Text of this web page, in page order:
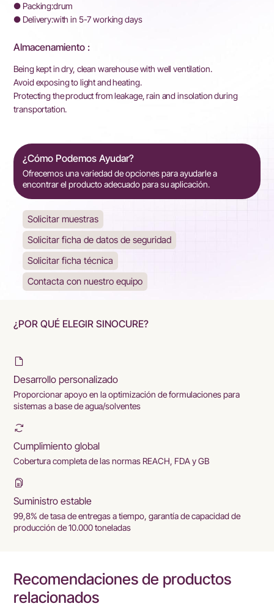
● Packing:drum
● Delivery:with in 5-7 working days
Almacenamiento :
Being kept in dry, clean warehouse with well ventilation.
Avoid exposing to light and heating.
Protecting the product from leakage, rain and insolation during
transportation.
¿Cómo Podemos Ayudar?
Ofrecemos una variedad de opciones para ayudarle a
encontrar el producto adecuado para su aplicación.
Solicitar muestras
Solicitar ficha de datos de seguridad
Solicitar ficha técnica
Contacta con nuestro equipo
¿POR QUÉ ELEGIR SINOCURE?
Desarrollo personalizado
Proporcionar apoyo en la optimización de formulaciones para
sistemas a base de agua/solventes
Cumplimiento global
Cobertura completa de las normas REACH, FDA y GB
Suministro estable
99,8% de tasa de entregas a tiempo, garantía de capacidad de
producción de 10.000 toneladas
Recomendaciones de productos
relacionados